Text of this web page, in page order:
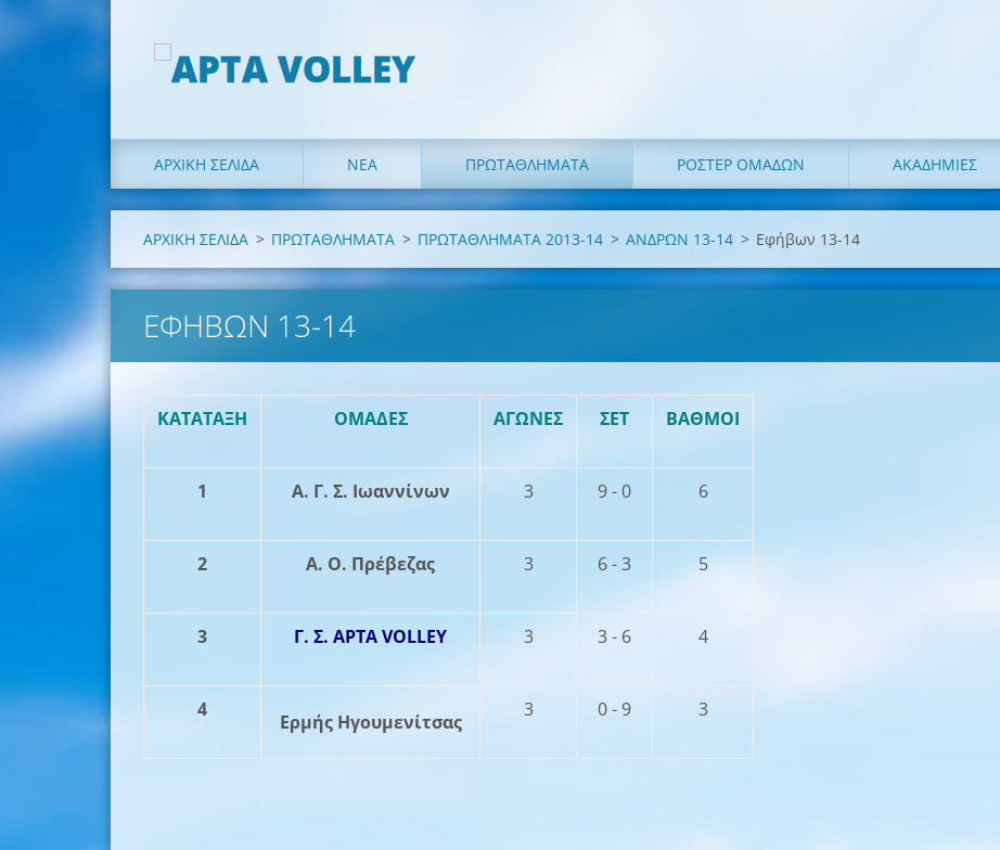
ΑΡΧΙΚΗ ΣΕΛΙΔΑ ΝΕΑ ΠΡΩΤΑΘΛΗΜΑΤΑ ΡΟΣΤΕΡ ΟΜΑΔΩΝ ΑΚΑΔΗΜΙΕΣ
ΑΡΧΙΚΗ ΣΕΛΙΔΑ > ΠΡΩΤΑΘΛΗΜΑΤΑ > ΠΡΩΤΑΘΛΗΜΑΤΑ 2013-14 > ΑΝΔΡΩΝ 13-14 > Εφήβων 13-14
ΕΦΉΒΩΝ 13-14
KATATAΞΗ ΟΜΑΔΕΣ ΑΓΩΝΕΣ ΣΕΤ ΒΑΘΜΟΙ
1 Α. Γ. Σ. Ιωαννίνων 3 9 - 0 6
2 A. Ο. Πρέβεζας 3 6 - 3 5
3 Γ. Σ. ΑΡΤΑ VOLLEY 3 3 - 6 4
4
Ερμής Ηγουμενίτσας
3 0 - 9 3